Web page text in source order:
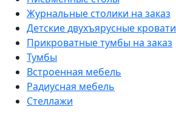
Журнальные столики на заказ
Детские двухъярусные кровати
Прикроватные тумбы на заказ
Тумбы
Встроенная мебель
Радиусная мебель
Стеллажи